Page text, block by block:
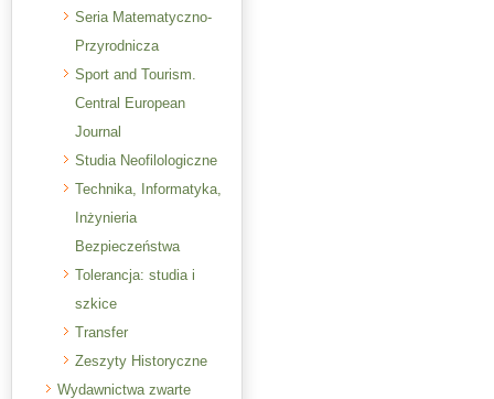
Seria Matematyczno-
Przyrodnicza
Sport and Tourism.
Central European
Journal
Studia Neofilologiczne
Technika, Informatyka,
Inżynieria
Bezpieczeństwa
Tolerancja: studia i
szkice
Transfer
Zeszyty Historyczne
Wydawnictwa zwarte